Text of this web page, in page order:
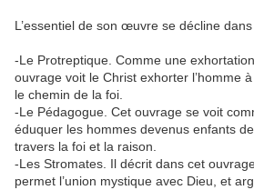
L’essentiel de son œuvre se décline
-Le Protreptique. Comme une
ouvrage voit le Christ exhorter l’homme
le chemin de la foi.
-Le Pédagogue. Cet ouvrage se voit
éduquer les hommes devenus enfants
travers la foi et la raison.
-Les Stromates. Il décrit dans cet
permet l’union mystique avec Dieu, et